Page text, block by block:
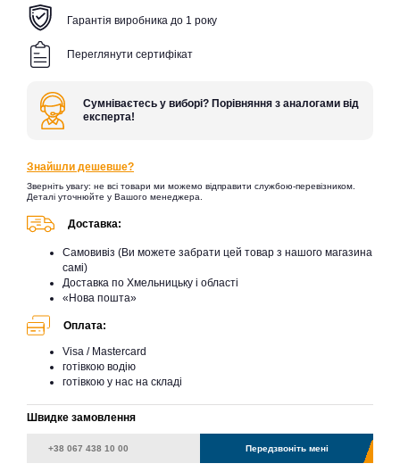
Гарантія виробника до 1 року
Переглянути сертифікат
Сумніваєтесь у виборі? Порівняння з аналогами від
експерта!
Знайшли дешевше?
Зверніть увагу: не всі товари ми можемо відправити службою-перевізником.
Деталі уточнюйте у Вашого менеджера.
Доставка:
Самовивіз (Ви можете забрати цей товар з нашого магазина
самі)
Доставка по Хмельницьку і області
«Нова пошта»
Оплата:
Visa / Mastercard
готівкою водію
готівкою у нас на складі
Швидке замовлення
Передзвоніть мені